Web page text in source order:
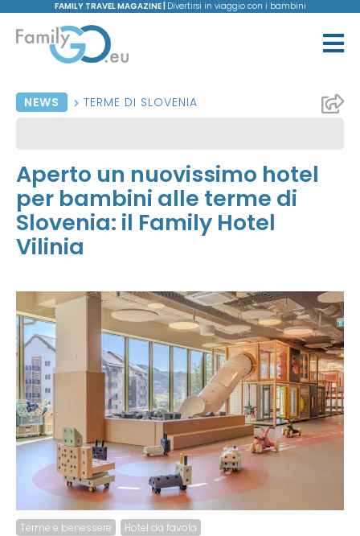
FAMILY TRAVEL MAGAZINE | Divertirsi in viaggio con i bambini
NEWS TERME DI SLOVENIA
Aperto un nuovissimo hotel
per bambini alle terme di
Slovenia: il Family Hotel
Vilinia
Terme e benessere Hotel da favola